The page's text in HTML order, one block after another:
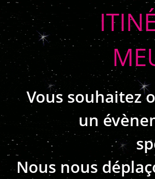
Vous souhaitez
un
Nous nous